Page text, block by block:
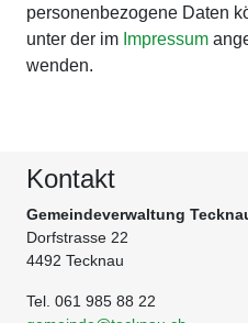
personenbezogene Daten
unter der im Impressum
wenden.
Kontakt
Gemeindeverwaltung
Dorfstrasse 22
4492 Tecknau
Tel. 061 985 88 22